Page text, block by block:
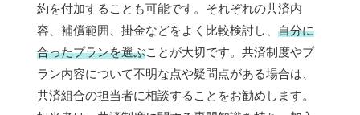
約を付加することも可能です。それぞれの共済内
容、補償範囲、掛金などをよく比較検討し、 自分に
合ったプランを選ぶことが大切です。共済制度やプ
ラン内容について不明な点や疑問点がある場合は、
共済組合の担当者に相談することをお勧めします。